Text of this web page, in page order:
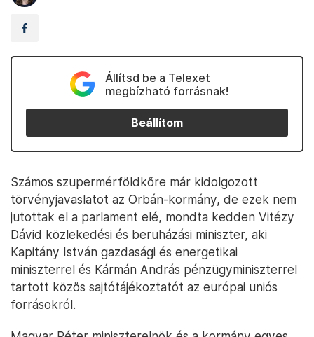
Állítsd be a Telexet
megbízható forrásnak!
Beállítom
Számos szupermérföldkőre már kidolgozott
törvényjavaslatot az Orbán-kormány, de ezek nem
jutottak el a parlament elé, mondta kedden Vitézy
Dávid közlekedési és beruházási miniszter, aki
Kapitány István gazdasági és energetikai
miniszterrel és Kármán András pénzügyminiszterrel
tartott közös sajtótájékoztatót az európai uniós
forrásokról.